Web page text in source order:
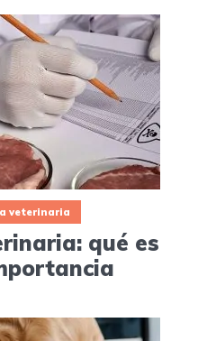
veterinaria
qué es